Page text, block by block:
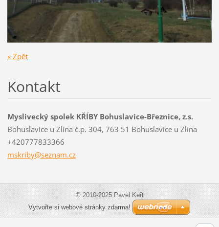
« Zpět
Kontakt
Myslivecký spolek KŘÍBY Bohuslavice-Březnice, z.s.
Bohuslavice u Zlína č.p. 304, 763 51 Bohuslavice u Zlína
+420777833366
mskriby@seznam.cz
© 2010-2025 Pavel Keřt
Vytvořte si webové stránky zdarma!